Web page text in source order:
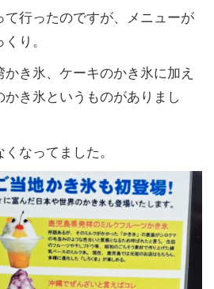
行ったのですが、メニューが
り。
き氷、ケーキのかき氷に加え
き氷というものがありまし
なってました。